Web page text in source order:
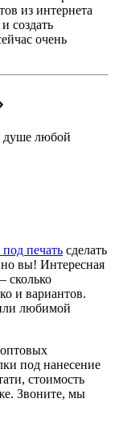
из интернета
создать
очень
душе любой
печать сделать
вы! Интересная
сколько
и вариантов.
любимой
под нанесение
стоимость
Звоните, мы